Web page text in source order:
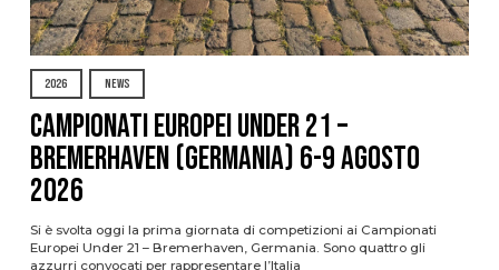
2026 NEWS
Campionati Europei Under 21 –
Bremerhaven (Germania) 6-9 agosto
2026
Si è svolta oggi la prima giornata di competizioni ai Campionati
Europei Under 21 – Bremerhaven, Germania. Sono quattro gli
azzurri convocati per rappresentare l’Italia